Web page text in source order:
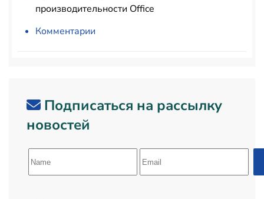
производительности Office
Комментарии
Подписаться на рассылку
новостей